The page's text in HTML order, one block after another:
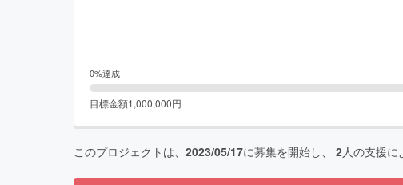
0%達成
目標金額1,000,000円
このプロジェクトは、 2023/05/17に募集を開始し、 2人の支援に